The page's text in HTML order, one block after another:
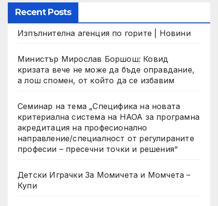
Recent Posts
Изпълнителна агенция по горите | Новини
Министър Мирослав Боршош: Ковид
кризата вече не може да бъде оправдание,
а лош спомен, от който да се избавим
Семинар на тема „Специфика на новата
критериална система на НАОА за програмна
акредитация на професионално
направление/специалност от регулираните
професии – пресечни точки и решения“
Детски Играчки За Момичета и Момчета –
Купи